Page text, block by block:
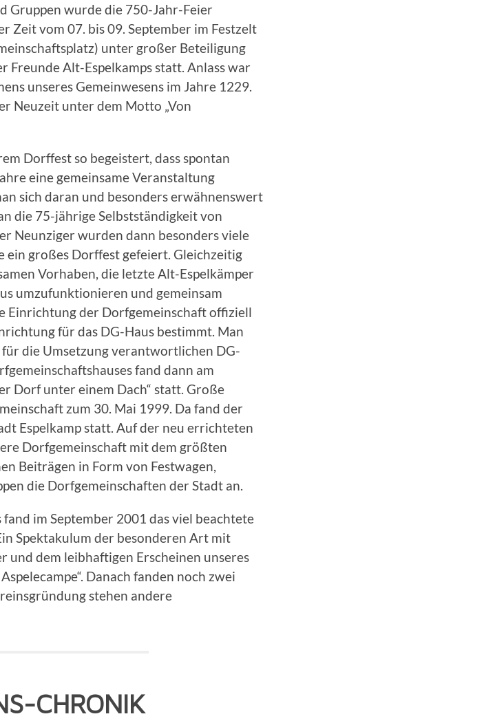
Gruppen wurde die 750-Jahr-Feier
Zeit vom 07. bis 09. September im Festzelt
unter großer Beteiligung
Freunde Alt-Espelkamps statt. Anlass war
unseres Gemeinwesens im Jahre 1229.
Neuzeit unter dem Motto „Von
Dorffest so begeistert, dass spontan
eine gemeinsame Veranstaltung
sich daran und besonders erwähnenswert
die 75-jährige Selbstständigkeit von
Neunziger wurden dann besonders viele
großes Dorffest gefeiert. Gleichzeitig
Vorhaben, die letzte Alt-Espelkämper
umzufunktionieren und gemeinsam
Einrichtung der Dorfgemeinschaft offiziell
für das DG-Haus bestimmt. Man
die Umsetzung verantwortlichen DG-
fand dann am
Dorf unter einem Dach“ statt. Große
zum 30. Mai 1999. Da fand der
Espelkamp statt. Auf der neu errichteten
Dorfgemeinschaft mit dem größten
Beiträgen in Form von Festwagen,
die Dorfgemeinschaften der Stadt an.
im September 2001 das viel beachtete
Spektakulum der besonderen Art mit
dem leibhaftigen Erscheinen unseres
Danach fanden noch zwei
stehen andere
CHRONIK